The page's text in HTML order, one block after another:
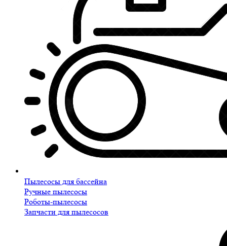
Пылесосы для бассейна
Ручные пылесосы
Роботы-пылесосы
Запчасти для пылесосов